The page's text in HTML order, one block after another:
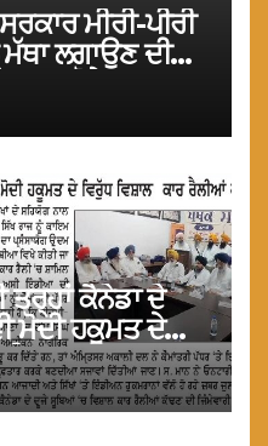
ਮੀਰੀ-ਪੀਰੀ
ਲਗਾਉਣ ਦੀ
ਹੋਵੇਗਾ : ਮਾਨ
ਤਰ੍ਹਾਂ ਕੈਨੇਡਾ ਦੇ
ਮੋਦੀ ਹਕੂਮਤ ਦੇ
ਕਰਨ : ਮਾਨ